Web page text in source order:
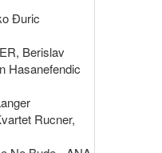
Đuric
Berislav
Hasanefendic
Rucner,